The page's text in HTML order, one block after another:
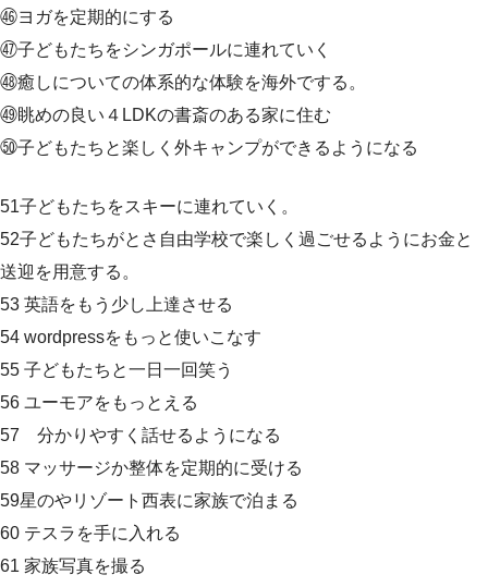
㊻ヨガを定期的にする
㊼子どもたちをシンガポールに連れていく
㊽癒しについての体系的な体験を海外でする。
㊾眺めの良い４LDKの書斎のある家に住む
㊿子どもたちと楽しく外キャンプができるようになる
51子どもたちをスキーに連れていく。
52子どもたちがとさ自由学校で楽しく過ごせるようにお金と
送迎を用意する。
53 英語をもう少し上達させる
54 wordpressをもっと使いこなす
55 子どもたちと一日一回笑う
56 ユーモアをもっとえる
57 分かりやすく話せるようになる
58 マッサージか整体を定期的に受ける
59星のやリゾート西表に家族で泊まる
60 テスラを手に入れる
61 家族写真を撮る